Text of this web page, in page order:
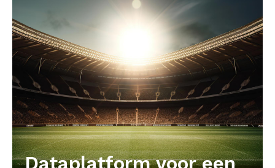
Dataplatform voor een